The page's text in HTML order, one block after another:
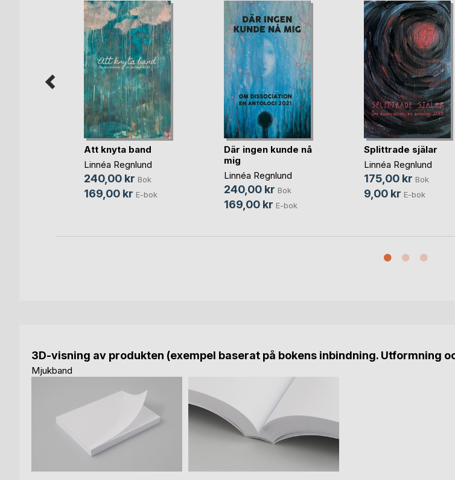
Att knyta band
Linnéa Regnlund
240,00 kr Bok
169,00 kr E-bok
Där ingen kunde nå
mig
Linnéa Regnlund
240,00 kr Bok
169,00 kr E-bok
Splittrade själar
Linnéa Regnlund
175,00 kr Bok
9,00 kr E-bok
3D-visning av produkten (exempel baserat på bokens inbindning. Utformning
Mjukband